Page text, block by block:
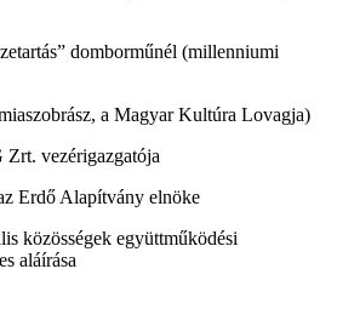
domborműnél (millenniumi
a Magyar Kultúra Lovagja)
vezérigazgatója
Erdő Alapítvány elnöke
közösségek együttműködési
aláírása